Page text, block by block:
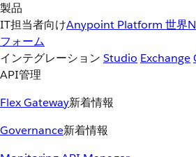
製品
IT担当者向けAnypoint Platform 世界
フォーム
インテグレーション Studio Exchange
API管理
Flex Gateway新着情報
Governance新着情報